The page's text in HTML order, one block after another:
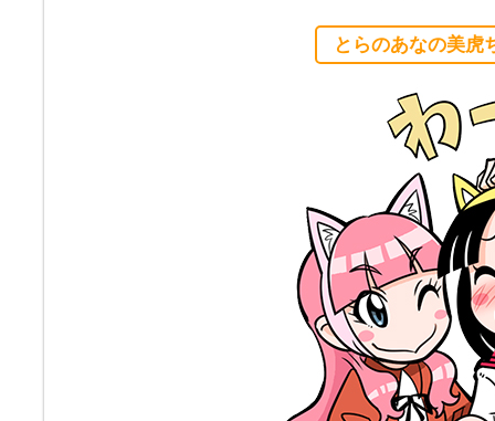
とらのあなの美虎